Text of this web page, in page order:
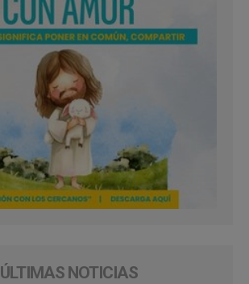
ÚLTIMAS NOTICIAS